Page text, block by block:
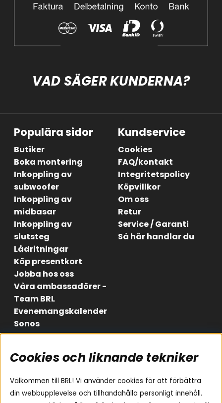
VAD SÄGER KUNDERNA?
Populära sidor
Butiker
Boka montering
Inkoppling av
subwoofer
Inkoppling av
midbasar
Inkoppling av
slutsteg
Lådritningar
Köp presentkort
Jobba hos oss
Våra ambassadörer -
Team BRL
Evenemangskalender
Sonos
Kundservice
Cookies
FAQ/kontakt
Integritetspolicy
Köpvillkor
Om oss
Retur
Service / Garanti
Så här handlar du
Områden
Billjud
Hemmaljud
Följ oss
Instagram
Facebook
Cookies och liknande tekniker
Välkommen till BRL! Vi använder cookies för att förbättra
din webbupplevelse och tillhandahålla personligt innehåll.